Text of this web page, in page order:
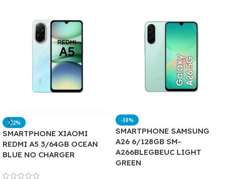
-22%
SMARTPHONE XIAOMI
REDMI A5 3/64GB OCEAN
BLUE NO CHARGER
-38%
SMARTPHONE SAMSUNG
A26 6/128GB SM-
A266BLEGBEUC LIGHT
GREEN